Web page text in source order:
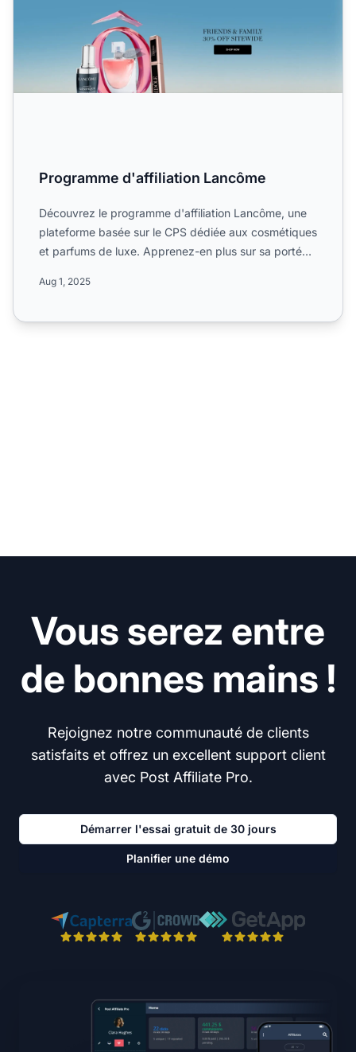
Programme d'affiliation Lancôme
Découvrez le programme d'affiliation Lancôme, une
plateforme basée sur le CPS dédiée aux cosmétiques
et parfums de luxe. Apprenez-en plus sur sa portée
Aug 1, 2025
Vous serez entre
de bonnes mains !
Rejoignez notre communauté de clients
satisfaits et offrez un excellent support client
avec Post Affiliate Pro.
Démarrer l'essai gratuit de 30 jours
Planifier une démo